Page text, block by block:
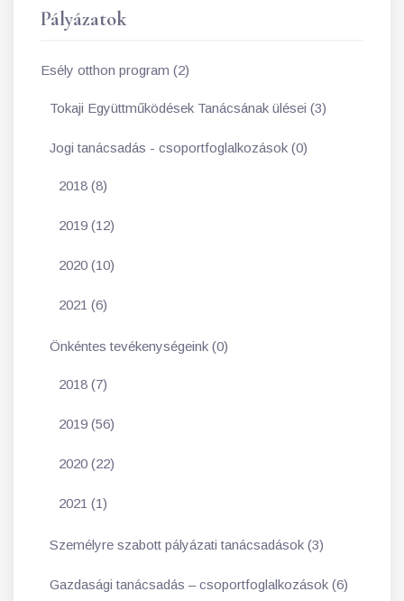
Pályázatok
Esély otthon program (2)
Tokaji Együttműködések Tanácsának ülései (3)
Jogi tanácsadás - csoportfoglalkozások (0)
2018 (8)
2019 (12)
2020 (10)
2021 (6)
Önkéntes tevékenységeink (0)
2018 (7)
2019 (56)
2020 (22)
2021 (1)
Személyre szabott pályázati tanácsadások (3)
Gazdasági tanácsadás – csoportfoglalkozások (6)